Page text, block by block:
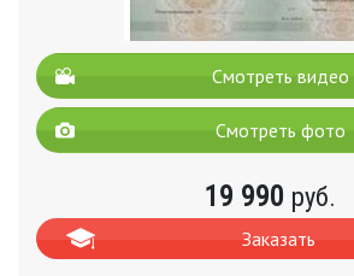
Смотреть видео
Смотреть фото
19 990 руб.
Заказать